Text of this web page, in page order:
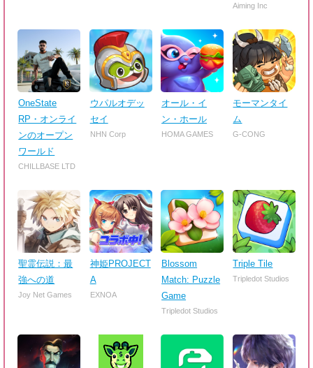
Aiming Inc
OneState
RP・オンライ
ンのオープン
ワールド
CHILLBASE LTD
ウパルオデッ
セイ
NHN Corp
オール・イ
ン・ホール
HOMA GAMES
モーマンタイ
ム
G-CONG
聖霊伝説：最
強への道
Joy Net Games
神姫PROJECT
A
EXNOA
Blossom
Match: Puzzle
Game
Tripledot Studios
Triple Tile
Tripledot Studios